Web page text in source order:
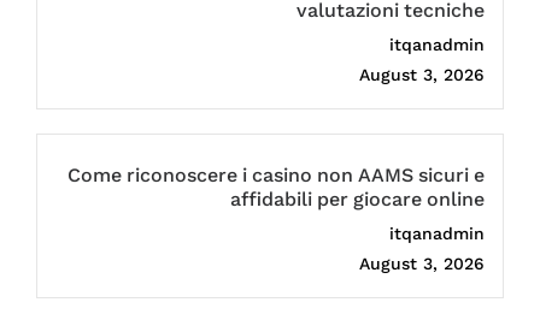
valutazioni tecniche
itqanadmin
August 3, 2026
Come riconoscere i casino non AAMS sicuri e
affidabili per giocare online
itqanadmin
August 3, 2026